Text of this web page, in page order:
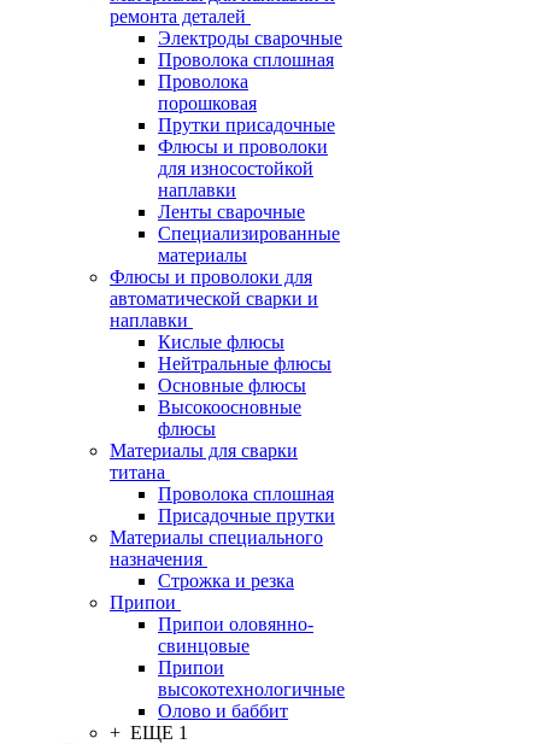
ремонта деталей
Электроды сварочные
Проволока сплошная
Проволока
порошковая
Прутки присадочные
Флюсы и проволоки
для износостойкой
наплавки
Ленты сварочные
Специализированные
материалы
Флюсы и проволоки для
автоматической сварки и
наплавки
Кислые флюсы
Нейтральные флюсы
Основные флюсы
Высокоосновные
флюсы
Материалы для сварки
титана
Проволока сплошная
Присадочные прутки
Материалы специального
назначения
Строжка и резка
Припои
Припои оловянно-
свинцовые
Припои
высокотехнологичные
Олово и баббит
+ ЕЩЕ 1